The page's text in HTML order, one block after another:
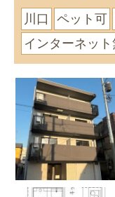
川口 ペット可
インターネッ